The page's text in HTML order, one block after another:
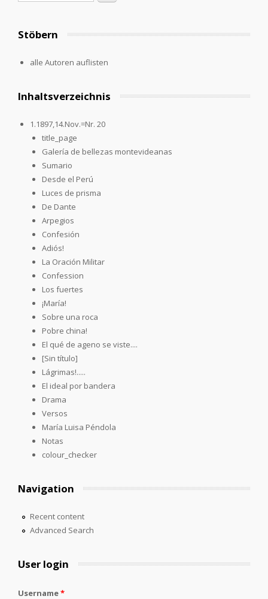
Stöbern
alle Autoren auflisten
Inhaltsverzeichnis
1.1897,14.Nov.=Nr. 20
title_page
Galería de bellezas montevideanas
Sumario
Desde el Perú
Luces de prisma
De Dante
Arpegios
Confesión
Adiós!
La Oración Militar
Confession
Los fuertes
¡María!
Sobre una roca
Pobre china!
El qué de ageno se viste....
[Sin título]
Lágrimas!.....
El ideal por bandera
Drama
Versos
María Luisa Péndola
Notas
colour_checker
Navigation
Recent content
Advanced Search
User login
Username*